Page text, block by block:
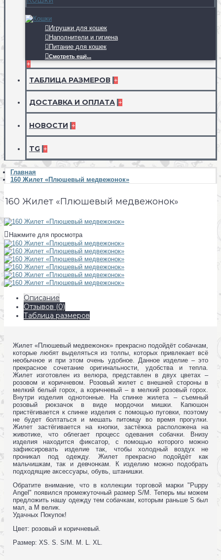
Игрушки для кошек
Наполнители и гигиена
Питание для кошек
Смотреть ещё...
+
ТАБЛИЦА РАЗМЕРОВ +
ДОСТАВКА И ОПЛАТА +
НОВОСТИ +
TG +
Главная
160 Жилет «Плюшевый медвежонок»
160 Жилет «Плюшевый медвежонок»
Нажмите для просмотра
Описание
Отзывов (0)
Таблица размеров
Жилет «Плюшевый медвежонок» прекрасно подойдёт собачкам,
которые любят выделяться из толпы, которых привлекает всё
необычное и при этом очень удобное. Данное изделие – это
прекрасное сочетание оригинальности, удобства и тепла.
Жилет изготовлен из велюра, представлен в двух цветах –
розовом и коричневом. Розовый жилет с внешней стороны в
мелкий белый горох, а коричневый – в мелкий розовый горох.
Внутри изделия однотонные. На спинке жилета – съемный
розовый рюкзачок в виде мордочки мишки. Капюшон
пристёгивается к спинке изделия с помощью пуговки, поэтому
не будет болтаться и мешать питомцу во время прогулки.
Жилет застёгивается на кнопки, застёжка расположена на
животике, что облегает процесс одевания собачки. Внизу
изделия находится фиксатор, с помощью которого можно
зафиксировать изделие так, чтобы холодный воздух не
проникал под одежду. Жилет прекрасно подойдёт как
мальчишкам, так и девчонкам. К изделию можно подобрать
подходящие аксессуары, обувь, штанишки.
Обратите внимание, что в коллекции торговой марки "Puppy
Angel" появился промежуточный размер S/M. Теперь мы можем
предложить нашу одежду тем собачкам, которым раньше S был
мал, а M велик.
Удачных Покупок!
Цвет: розовый и коричневый.
Размер: XS. S. S/M. M. L. XL.